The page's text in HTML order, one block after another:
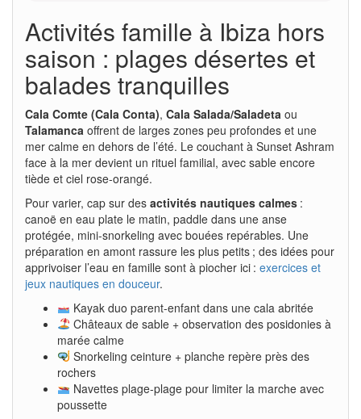
Activités famille à Ibiza hors
saison : plages désertes et
balades tranquilles
Cala Comte (Cala Conta), Cala Salada/Saladeta ou
Talamanca offrent de larges zones peu profondes et une
mer calme en dehors de l’été. Le couchant à Sunset Ashram
face à la mer devient un rituel familial, avec sable encore
tiède et ciel rose-orangé.
Pour varier, cap sur des activités nautiques calmes :
canoë en eau plate le matin, paddle dans une anse
protégée, mini-snorkeling avec bouées repérables. Une
préparation en amont rassure les plus petits ; des idées pour
apprivoiser l’eau en famille sont à piocher ici : exercices et
jeux nautiques en douceur.
Kayak duo parent-enfant dans une cala abritée
Châteaux de sable + observation des posidonies à
marée calme
Snorkeling ceinture + planche repère près des
rochers
Navettes plage-plage pour limiter la marche avec
poussette